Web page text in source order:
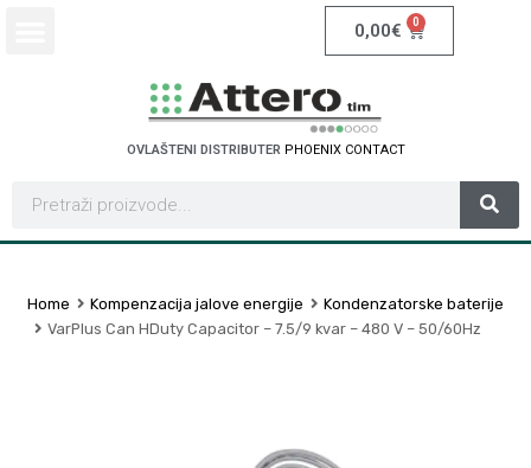
0,00€ 0
OVLAŠTENI DISTRIBUTER PHOENIX CONTACT
Home Kompenzacija jalove energije
Kondenzatorske baterije
VarPlus Can HDuty Capacitor – 7.5/9 kvar – 480 V – 50/60Hz